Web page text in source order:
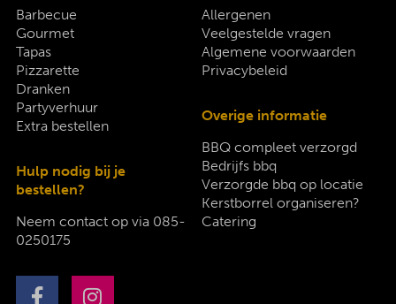
Barbecue
Gourmet
Tapas
Pizzarette
Dranken
Partyverhuur
Extra bestellen
Hulp nodig bij je
bestellen?
Neem contact op via 085-
0250175
Allergenen
Veelgestelde vragen
Algemene voorwaarden
Privacybeleid
Overige informatie
BBQ compleet verzorgd
Bedrijfs bbq
Verzorgde bbq op locatie
Kerstborrel organiseren?
Catering